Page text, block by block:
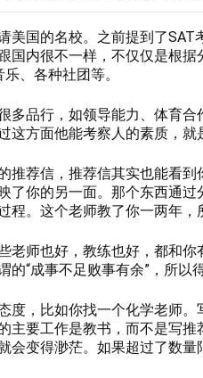
美国的名校。之前提到了
国内很不一样，不仅仅是根
、各种社团等。
多品行，如领导能力、体育
这方面他能考察人的素质，就
推荐信，推荐信其实也能看
了你的另一面。那个东西通
程。这个老师教了你一两年
老师也好，教练也好，都和
的“成事不足败事有余”，所
度，比如你找一个化学老师
主要工作是教书，而不是写
会变得渺茫。如果超过了数